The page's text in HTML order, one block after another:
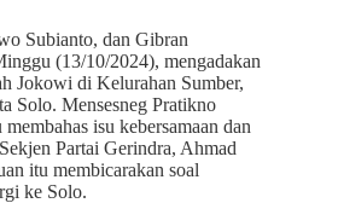
Subianto, dan Gibran
(13/10/2024), mengadakan
Jokowi di Kelurahan Sumber,
Solo. Mensesneg Pratikno
isu kebersamaan dan
Partai Gerindra, Ahmad
itu membicarakan soal
ke Solo.